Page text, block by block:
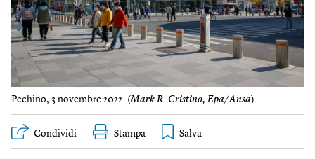
Pechino, 3 novembre 2022. (Mark R. Cristino, Epa/Ansa)
Condividi Stampa